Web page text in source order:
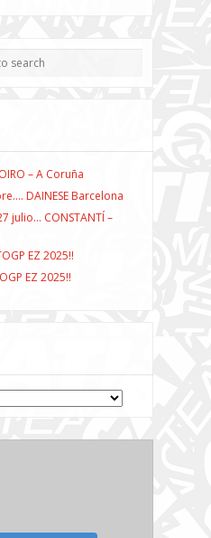
– A Coruña
DAINESE Barcelona
julio… CONSTANTÍ –
EZ 2025!!
EZ 2025!!